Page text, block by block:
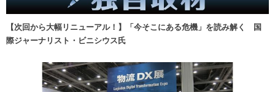
【次回から大幅リニューアル！】「今そこにある危機」を読み解く 国
際ジャーナリスト・ビニシウス氏